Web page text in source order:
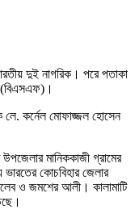
দুই নাগরিক। পরে পতাকা
(বিএসএফ)।
লে. কর্নেল মোফাজ্জল হোসেন
মানিককাজী গ্রামের
কোচবিহার জেলার
ও জমশের আলী। কালামাটি